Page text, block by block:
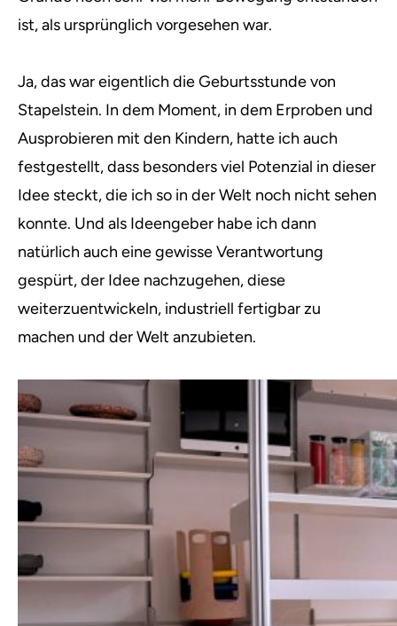
ist, als ursprünglich vorgesehen war.
Ja, das war eigentlich die Geburtsstunde von
Stapelstein. In dem Moment, in dem Erproben und
Ausprobieren mit den Kindern, hatte ich auch
festgestellt, dass besonders viel Potenzial in dieser
Idee steckt, die ich so in der Welt noch nicht sehen
konnte. Und als Ideengeber habe ich dann
natürlich auch eine gewisse Verantwortung
gespürt, der Idee nachzugehen, diese
weiterzuentwickeln, industriell fertigbar zu
machen und der Welt anzubieten.